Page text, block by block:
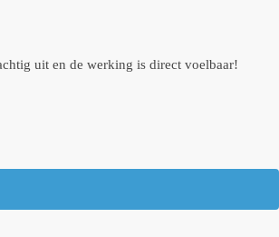
uit en de werking is direct voelbaar!